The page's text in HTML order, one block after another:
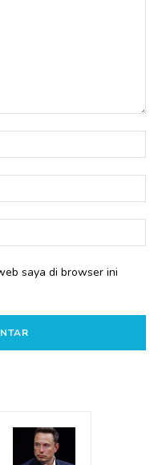
saya di browser ini